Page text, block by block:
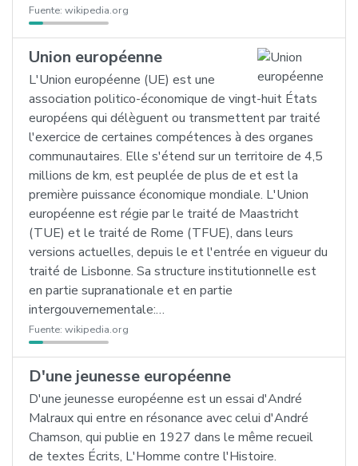
Fuente: wikipedia.org
Union européenne
L'Union européenne (UE) est une
association politico-économique de vingt-huit États
européens qui délèguent ou transmettent par traité
l'exercice de certaines compétences à des organes
communautaires. Elle s'étend sur un territoire de 4,5
millions de km, est peuplée de plus de et est la
première puissance économique mondiale. L'Union
européenne est régie par le traité de Maastricht
(TUE) et le traité de Rome (TFUE), dans leurs
versions actuelles, depuis le et l'entrée en vigueur du
traité de Lisbonne. Sa structure institutionnelle est
en partie supranationale et en partie
intergouvernementale:…
Fuente: wikipedia.org
D'une jeunesse européenne
D'une jeunesse européenne est un essai d'André
Malraux qui entre en résonance avec celui d'André
Chamson, qui publie en 1927 dans le même recueil
de textes Écrits, L'Homme contre l'Histoire.